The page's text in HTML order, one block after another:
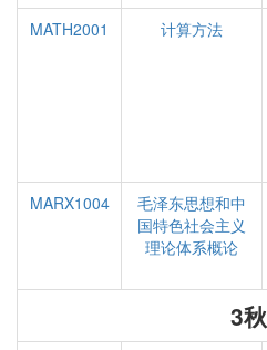
MATH2001
计算方法
MARX1004
毛泽东思想和中
国特色社会主义
理论体系概论
3秋